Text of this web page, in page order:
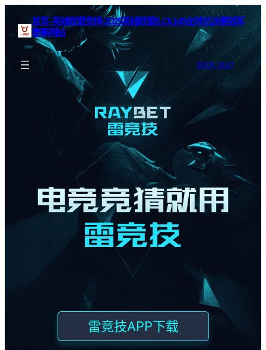
首页–英雄联盟竞猜-2025英雄联盟(LOL)s15全球总决赛冠军
赛事网站
BOOK SEAT